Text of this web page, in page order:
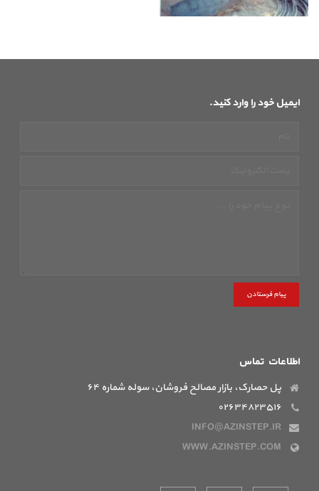
ایمیل خود را وارد کنید.
پیام فرستادن
اطلاعات تماس
پل حصارک، بازار مصالح فروشان، سوله شماره ۶۴
۰۲۶۳۴۸۲۳۵۱۶
INFO@AZINSTEP.IR
WWW.AZINSTEP.COM